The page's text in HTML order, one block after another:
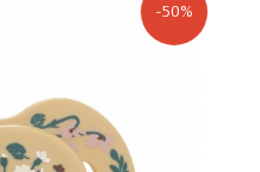
-50%